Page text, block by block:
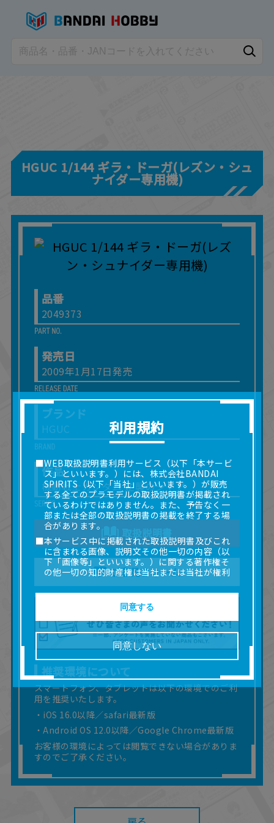
HGUC 1/144 ギラ・ドーガ(レズン・シュ
ナイダー専用機)
品番
2049373
発売日
2009年1月17日発売
ブランド
HGUC
作品
機動戦士ガンダム 逆襲のシャア
取扱説明書
ご意見フォーム
推奨環境について
スマートフォン、タブレットは以下の環境でのご利
用を推奨いたします。
・iOS 16.0以降／safari最新版
・Android OS 12.0以降／Google Chrome最新版
お客様の環境によっては閲覧できない場合がありま
すのでご了承ください。
利用規約
■WEB取扱説明書利用サービス（以下「本サービ
ス」といいます。）には、株式会社BANDAI
SPIRITS（以下「当社」といいます。）が販売
する全てのプラモデルの取扱説明書が掲載され
ているわけではありません。また、予告なく一
部または全部の取扱説明書の掲載を終了する場
合があります。
■本サービス中に掲載された取扱説明書及びこれ
に含まれる画像、説明文その他一切の内容（以
下「画像等」といいます。）に関する著作権そ
の他一切の知的財産権は当社または当社が権利
■取扱説明書及び画像等の一部または全部を私的
使用（本サービス内の意見投稿の目的での画像
等の利用を含みます。）を超えて使用（複製、
複写、改変、掲示、頒布、配信、販売、出版等
を含むがこれに限りません。）することは禁止
いたします。
■掲載している取扱説明書は、お客様が購入され
た商品に同梱されたものと異なる場合がありま
す。
■対象商品仕様の変更などにより、取扱説明書の
内容は予告なく変更される場合があります。
■当社は、取扱説明書の正確性確保に努めており
ますが、取扱説明書の完全性を保証するもので
はありません。
■お客様のご利用環境によっては、本サービスを
ご利用いただけない場合があります。
■本サービスを利用したこと、または利用できな
たとしても、当社は何らの責任を負いません。
また、本サイトを利用したことによって、利用
同意しない
同意する